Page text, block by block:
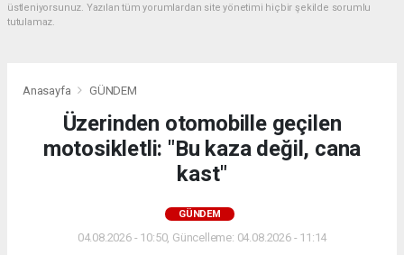
üstleniyorsunuz. Yazılan tüm yorumlardan site yönetimi hiçbir şekilde sorumlu
tutulamaz.
Anasayfa GÜNDEM
Üzerinden otomobille geçilen
motosikletli: "Bu kaza değil, cana
kast"
GÜNDEM
04.08.2026 - 10:50, Güncelleme: 04.08.2026 - 11:14